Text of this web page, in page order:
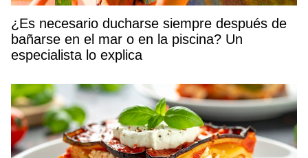
¿Es necesario ducharse siempre después de
bañarse en el mar o en la piscina? Un
especialista lo explica